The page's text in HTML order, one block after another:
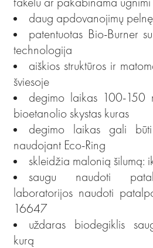
daug apdovanojimų
patentuotas Bio-Burner
technologija
aiškios struktūros ir
šviesoje
degimo laikas 100-150
bioetanolio skystas kuras
degimo laikas gali
naudojant Eco-Ring
skleidžia malonią
saugu naudoti
laboratorijos naudoti
16647
uždaras biodegiklis
kurą